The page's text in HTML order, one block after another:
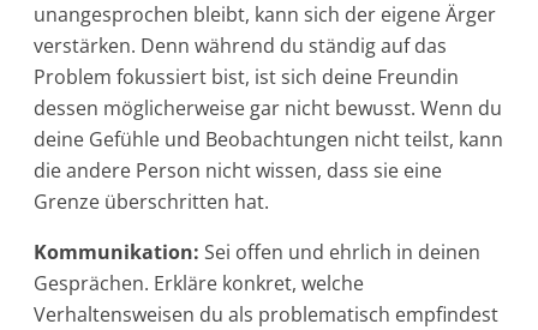
unangesprochen bleibt, kann sich der eigene Ärger
verstärken. Denn während du ständig auf das
Problem fokussiert bist, ist sich deine Freundin
dessen möglicherweise gar nicht bewusst. Wenn du
deine Gefühle und Beobachtungen nicht teilst, kann
die andere Person nicht wissen, dass sie eine
Grenze überschritten hat.
Kommunikation: Sei offen und ehrlich in deinen
Gesprächen. Erkläre konkret, welche
Verhaltensweisen du als problematisch empfindest